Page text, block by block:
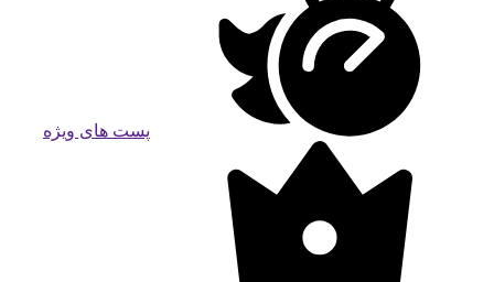
پست های ویژه